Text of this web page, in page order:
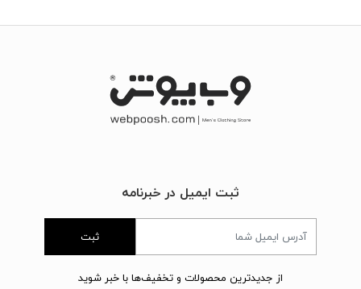
ثبت ایمیل در خبرنامه
ثبت
از جدیدترین محصولات و تخفیف‌ها با خبر شوید